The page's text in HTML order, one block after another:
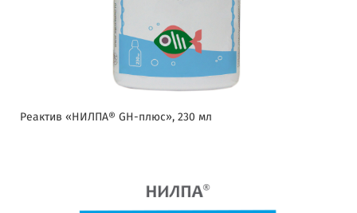
Реактив «НИЛПА® GH-плюс», 230 мл